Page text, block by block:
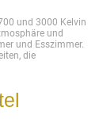
und 3000 Kelvin
und
und Esszimmer.
die